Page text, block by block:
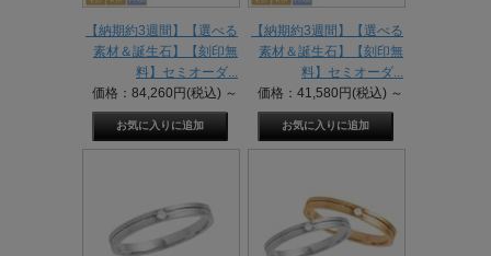
【納期約3週間】【選べる
素材＆誕生石】【刻印無
料】セミオーダ...
価格：84,260円(税込) ～
【納期約3週間】【選べる
素材＆誕生石】【刻印無
料】セミオーダ...
価格：41,580円(税込) ～